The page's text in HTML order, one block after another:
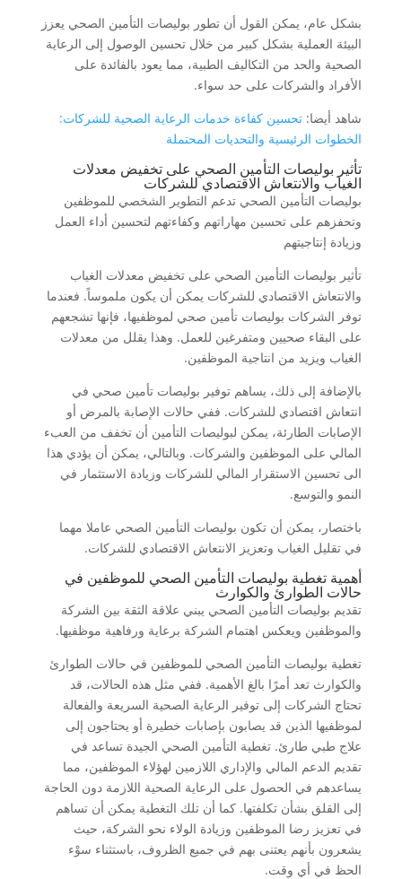
بشكل عام، يمكن القول أن تطور بوليصات التأمين الصحي يعزز
البيئة العملية بشكل كبير من خلال تحسين الوصول إلى الرعاية
الصحية والحد من التكاليف الطبية، مما يعود بالفائدة على
الأفراد والشركات على حد سواء.
شاهد أيضا: تحسين كفاءة خدمات الرعاية الصحية للشركات:
الخطوات الرئيسية والتحديات المحتملة
تأثير بوليصات التأمين الصحي على تخفيض معدلات
الغياب والانتعاش الاقتصادي للشركات
بوليصات التأمين الصحي تدعم التطوير الشخصي للموظفين
وتحفزهم على تحسين مهاراتهم وكفاءتهم لتحسين أداء العمل
وزيادة إنتاجيتهم
تأثير بوليصات التأمين الصحي على تخفيض معدلات الغياب
والانتعاش الاقتصادي للشركات يمكن أن يكون ملموساً. فعندما
توفر الشركات بوليصات تأمين صحي لموظفيها، فإنها تشجعهم
على البقاء صحيين ومتفرغين للعمل. وهذا يقلل من معدلات
الغياب ويزيد من انتاجية الموظفين.
بالإضافة إلى ذلك، يساهم توفير بوليصات تأمين صحي في
انتعاش اقتصادي للشركات. ففي حالات الإصابة بالمرض أو
الإصابات الطارئة، يمكن لبوليصات التأمين أن تخفف من العبء
المالي على الموظفين والشركات. وبالتالي، يمكن أن يؤدي هذا
الى تحسين الاستقرار المالي للشركات وزيادة الاستثمار في
النمو والتوسع.
باختصار، يمكن أن تكون بوليصات التأمين الصحي عاملا مهما
في تقليل الغياب وتعزيز الانتعاش الاقتصادي للشركات.
أهمية تغطية بوليصات التأمين الصحي للموظفين في
حالات الطوارئ والكوارث
تقديم بوليصات التأمين الصحي يبني علاقة الثقة بين الشركة
والموظفين ويعكس اهتمام الشركة برعاية ورفاهية موظفيها.
تغطية بوليصات التأمين الصحي للموظفين في حالات الطوارئ
والكوارث تعد أمرًا بالغ الأهمية. ففي مثل هذه الحالات، قد
تحتاج الشركات إلى توفير الرعاية الصحية السريعة والفعالة
لموظفيها الذين قد يصابون بإصابات خطيرة أو يحتاجون إلى
علاج طبي طارئ. تغطية التأمين الصحي الجيدة تساعد في
تقديم الدعم المالي والإداري اللازمين لهؤلاء الموظفين، مما
يساعدهم في الحصول على الرعاية الصحية اللازمة دون الحاجة
إلى القلق بشأن تكلفتها. كما أن تلك التغطية يمكن أن تساهم
في تعزيز رضا الموظفين وزيادة الولاء نحو الشركة، حيث
يشعرون بأنهم يعتنى بهم في جميع الظروف، باستثناء سوْء
الحظ في أي وقت.